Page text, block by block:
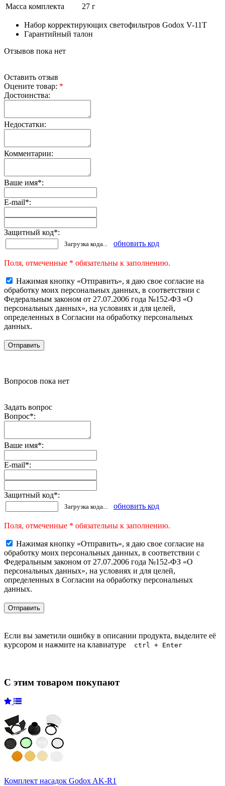
Масса комплекта
27 г
Набор корректирующих светофильтров Godox V-11T
Гарантийный талон
Отзывов пока нет
Оставить отзыв
Оцените товар: *
Достоинства:
Недостатки:
Комментарии:
Ваше имя*:
E-mail*:
Защитный код*:
Загрузка кода... обновить код
Поля, отмеченные * обязательны к заполнению.
Нажимая кнопку «Отправить», я даю свое согласие на
обработку моих персональных данных, в соответствии с
Федеральным законом от 27.07.2006 года №152-ФЗ «О
персональных данных», на условиях и для целей,
определенных в Согласии на обработку персональных
данных.
Вопросов пока нет
Задать вопрос
Вопрос*:
Ваше имя*:
E-mail*:
Защитный код*:
Загрузка кода... обновить код
Поля, отмеченные * обязательны к заполнению.
Нажимая кнопку «Отправить», я даю свое согласие на
обработку моих персональных данных, в соответствии с
Федеральным законом от 27.07.2006 года №152-ФЗ «О
персональных данных», на условиях и для целей,
определенных в Согласии на обработку персональных
данных.
Если вы заметили ошибку в описании продукта, выделите её
курсором и нажмите на клавиатуре
ctrl + Enter
С этим товаром покупают
Комплект насадок Godox AK-R1